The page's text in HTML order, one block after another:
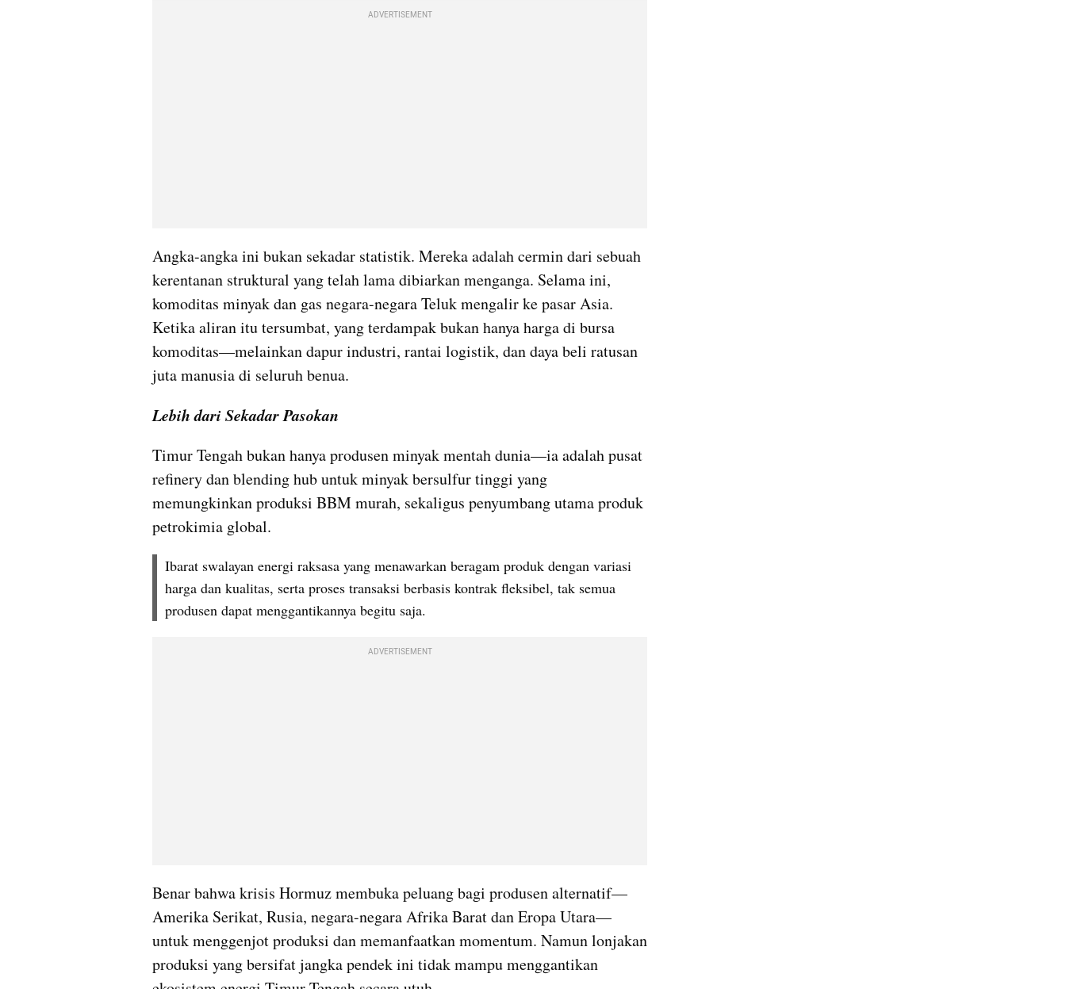
ADVERTISEMENT
Angka-angka ini bukan sekadar statistik. Mereka adalah cermin dari sebuah
kerentanan struktural yang telah lama dibiarkan menganga. Selama ini,
komoditas minyak dan gas negara-negara Teluk mengalir ke pasar Asia.
Ketika aliran itu tersumbat, yang terdampak bukan hanya harga di bursa
komoditas—melainkan dapur industri, rantai logistik, dan daya beli ratusan
juta manusia di seluruh benua.
Lebih dari Sekadar Pasokan
Timur Tengah bukan hanya produsen minyak mentah dunia—ia adalah pusat
refinery dan blending hub untuk minyak bersulfur tinggi yang
memungkinkan produksi BBM murah, sekaligus penyumbang utama produk
petrokimia global.
Ibarat swalayan energi raksasa yang menawarkan beragam produk dengan variasi
harga dan kualitas, serta proses transaksi berbasis kontrak fleksibel, tak semua
produsen dapat menggantikannya begitu saja.
ADVERTISEMENT
Benar bahwa krisis Hormuz membuka peluang bagi produsen alternatif—
Amerika Serikat, Rusia, negara-negara Afrika Barat dan Eropa Utara—
untuk menggenjot produksi dan memanfaatkan momentum. Namun lonjakan
produksi yang bersifat jangka pendek ini tidak mampu menggantikan